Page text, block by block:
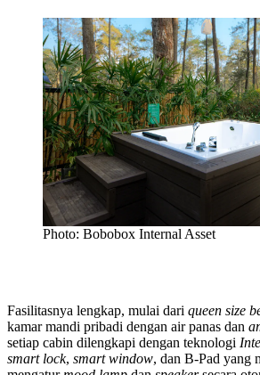
Photo: Bobobox Internal Asset
Fasilitasnya lengkap, mulai dari queen size
kamar mandi pribadi dengan air panas dan
setiap cabin dilengkapi dengan teknologi
smart lock, smart window, dan B-Pad yang